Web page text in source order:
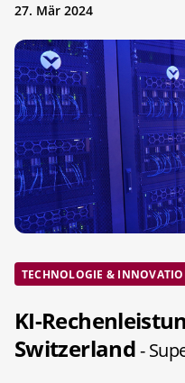
27. Mär 2024
TECHNOLOGIE &
KI-
Switzerland-